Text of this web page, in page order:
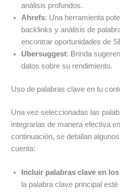
análisis profundos.
Ahrefs: Una herramienta
backlinks y análisis de
encontrar oportunidades de
Ubersuggest: Brinda
datos sobre su rendimiento.
Uso de palabras clave en tu
Una vez seleccionadas las
integrarlas de manera efectiva
continuación, se detallan
cuenta:
Incluir palabras clave en
la palabra clave principal